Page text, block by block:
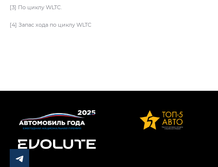
[3] По циклу WLTC.
[4] Запас хода по циклу WLTC